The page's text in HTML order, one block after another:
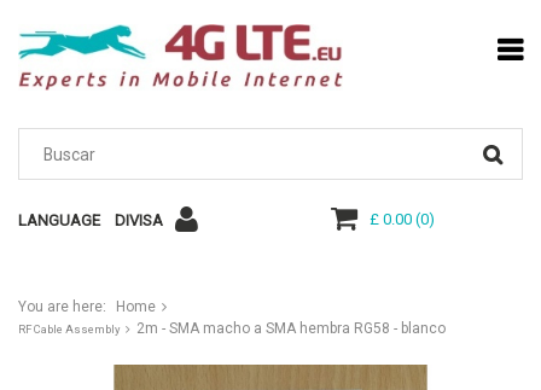
LANGUAGE DIVISA £ 0.00(0)
You are here: Home
RF Cable Assembly 2m - SMA macho a SMA hembra RG58 - blanco